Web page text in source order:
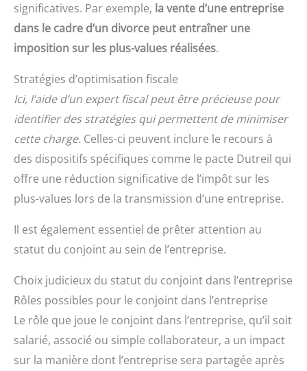
significatives. Par exemple, la vente d’une entreprise
dans le cadre d’un divorce peut entraîner une
imposition sur les plus-values réalisées.
Stratégies d’optimisation fiscale
Ici, l’aide d’un expert fiscal peut être précieuse pour
identifier des stratégies qui permettent de minimiser
cette charge. Celles-ci peuvent inclure le recours à
des dispositifs spécifiques comme le pacte Dutreil qui
offre une réduction significative de l’impôt sur les
plus-values lors de la transmission d’une entreprise.
Il est également essentiel de prêter attention au
statut du conjoint au sein de l’entreprise.
Choix judicieux du statut du conjoint dans l’entreprise
Rôles possibles pour le conjoint dans l’entreprise
Le rôle que joue le conjoint dans l’entreprise, qu’il soit
salarié, associé ou simple collaborateur, a un impact
sur la manière dont l’entreprise sera partagée après